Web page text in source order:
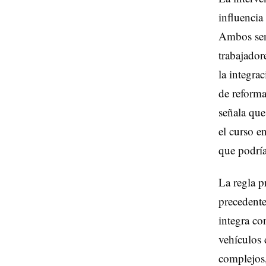
influencia
Ambos
la
de
señala
el curso
que
La regla
integra
vehículos